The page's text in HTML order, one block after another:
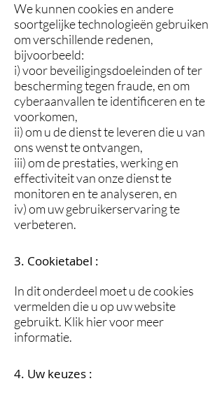
We kunnen cookies en andere
soortgelijke technologieën gebruiken
om verschillende redenen,
bijvoorbeeld:
i) voor beveiligingsdoeleinden of ter
bescherming tegen fraude, en om
cyberaanvallen te identificeren en te
voorkomen,
ii) om u de dienst te leveren die u van
ons wenst te ontvangen,
iii) om de prestaties, werking en
effectiviteit van onze dienst te
monitoren en te analyseren, en
iv) om uw gebruikerservaring te
verbeteren.
3. Cookietabel :
In dit onderdeel moet u de cookies
vermelden die u op uw website
gebruikt. Klik hier voor meer
informatie.
4. Uw keuzes :